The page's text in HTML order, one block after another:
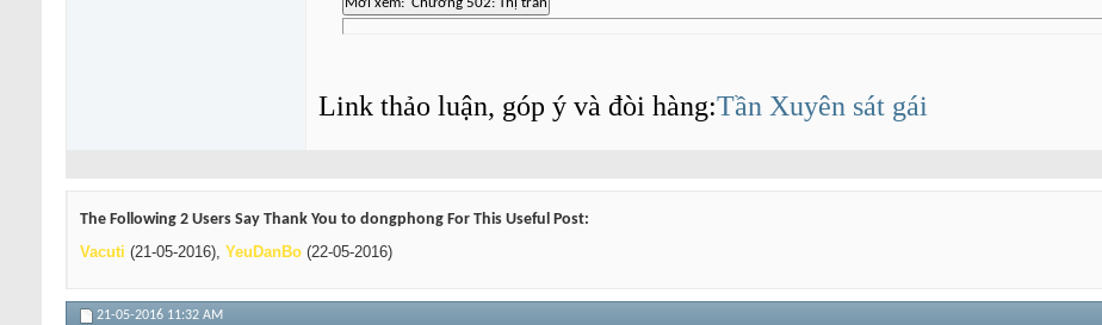
Link thảo luận, góp ý và đòi hàng:Tần Xuyên sát gái
The Following 2 Users Say Thank You to dongphong For This Useful Post:
Vacuti (21-05-2016), YeuDanBo (22-05-2016)
21-05-2016 11:32 AM